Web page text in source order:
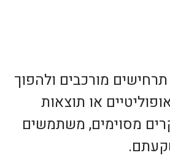
מורכבים ולהפוך
או תוצאות
מסוימים, משתמשים